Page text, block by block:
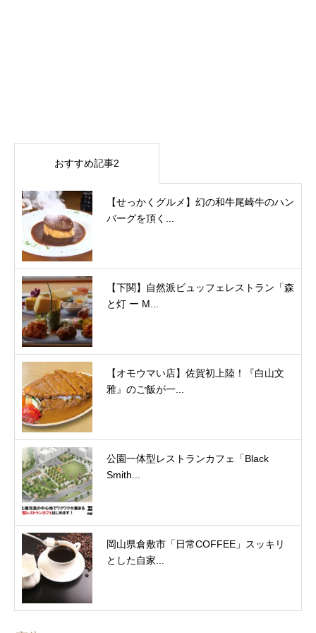
おすすめ記事2
【せっかくグルメ】幻の和牛尾崎牛のハン
バーグを頂く...
【下関】自然派ビュッフェレストラン「森
と灯 ー M...
【オモウマい店】佐賀初上陸！『白山文
雅』のご飯が一...
公園一体型レストランカフェ「Black
Smith...
岡山県倉敷市「日常COFFEE」スッキリ
とした自家...